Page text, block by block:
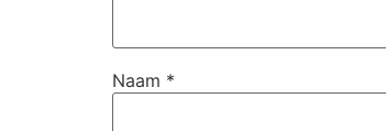
Naam *